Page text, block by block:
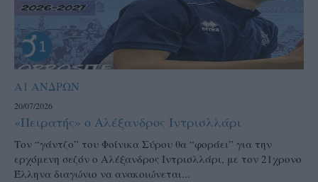
Α1 ΑΝΔΡΩΝ
20/07/2026
«Πειρατής» ο Αλέξανδρος Ιντρισλλάρι
Τον “γάντζο” του Φοίνικα Σύρου θα “φοράει” για την
ερχόμενη σεζόν ο Αλέξανδρος Ιντρισλλάρι, με τον 21χρονο
Έλληνα διαγώνιο να ανακοιώνεται...